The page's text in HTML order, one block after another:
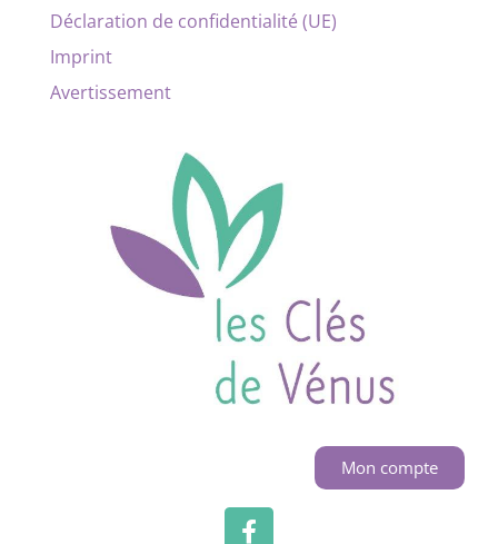
Déclaration de confidentialité (UE)
Imprint
Avertissement
Mon compte